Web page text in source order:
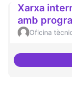
Xarxa
amb
Oficina